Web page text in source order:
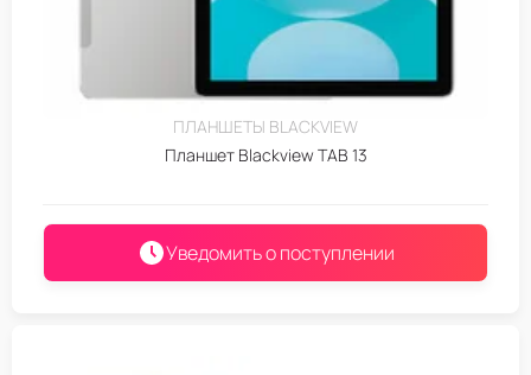
ПЛАНШЕТЫ BLACKVIEW
Планшет Blackview TAB 13
Уведомить о поступлении